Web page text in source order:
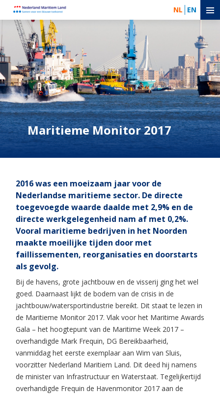
NL EN
Maritieme Monitor 2017
2016 was een moeizaam jaar voor de
Nederlandse maritieme sector. De directe
toegevoegde waarde daalde met 2,9% en de
directe werkgelegenheid nam af met 0,2%.
Vooral maritieme bedrijven in het Noorden
maakte moeilijke tijden door met
faillissementen, reorganisaties en doorstarts
als gevolg.
Bij de havens, grote jachtbouw en de visserij ging het wel
goed. Daarnaast lijkt de bodem van de crisis in de
jachtbouw/watersportindustrie bereikt. Dit staat te lezen in
de Maritieme Monitor 2017. Vlak voor het Maritime Awards
Gala – het hoogtepunt van de Maritime Week 2017 –
overhandigde Mark Frequin, DG Bereikbaarheid,
vanmiddag het eerste exemplaar aan Wim van Sluis,
voorzitter Nederland Maritiem Land. Dit deed hij namens
de minister van Infrastructuur en Waterstaat. Tegelijkertijd
overhandigde Frequin de Havenmonitor 2017 aan de